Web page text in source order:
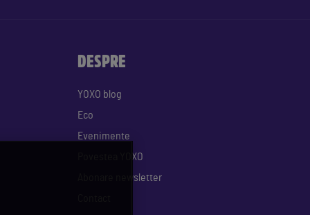
DESPRE
YOXO blog
Eco
Evenimente
Povestea YOXO
Abonare newsletter